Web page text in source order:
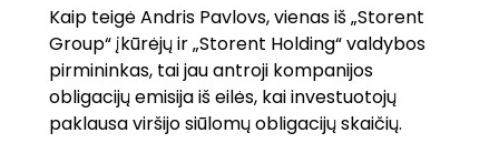
Kaip teigė Andris Pavlovs, vienas iš „Storent
Group“ įkūrėjų ir „Storent Holding“ valdybos
pirmininkas, tai jau antroji kompanijos
obligacijų emisija iš eilės, kai investuotojų
paklausa viršijo siūlomų obligacijų skaičių.